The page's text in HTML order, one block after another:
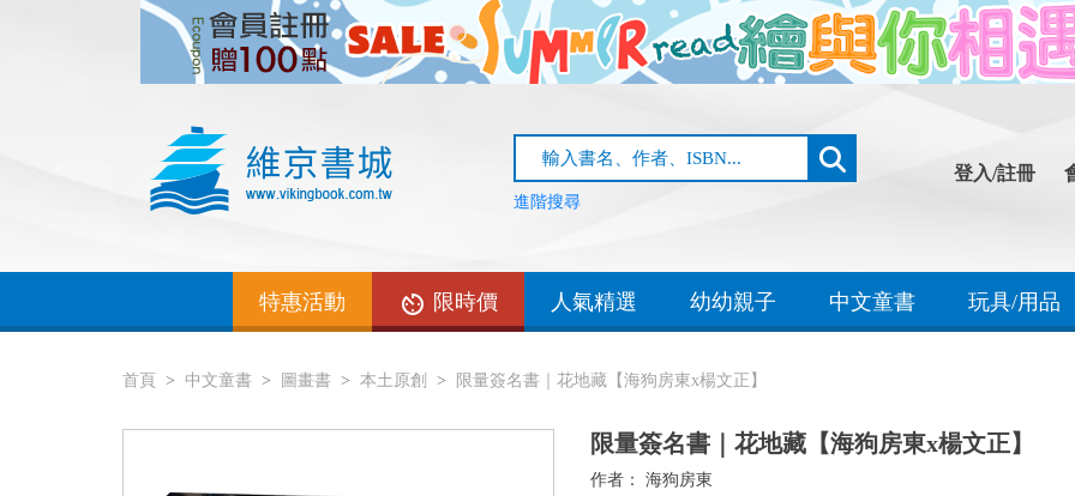
進階搜尋
登入/註冊
特惠活動 限時價 人氣精選 幼幼親子 中文童書 玩具/用品
首頁 中文童書 圖畫書 本土原創 限量簽名書｜花地藏【海狗房東x楊文正】
限量簽名書｜花地藏【海狗房東x楊文正】
作者： 海狗房東